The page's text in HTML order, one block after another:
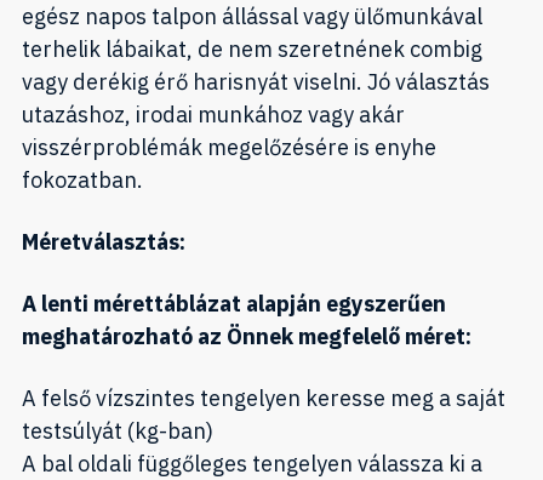
egész napos talpon állással vagy ülőmunkával
terhelik lábaikat, de nem szeretnének combig
vagy derékig érő harisnyát viselni. Jó választás
utazáshoz, irodai munkához vagy akár
visszérproblémák megelőzésére is enyhe
fokozatban.
Méretválasztás:
A lenti mérettáblázat alapján egyszerűen
meghatározható az Önnek megfelelő méret:
A felső vízszintes tengelyen keresse meg a saját
testsúlyát (kg-ban)
A bal oldali függőleges tengelyen válassza ki a